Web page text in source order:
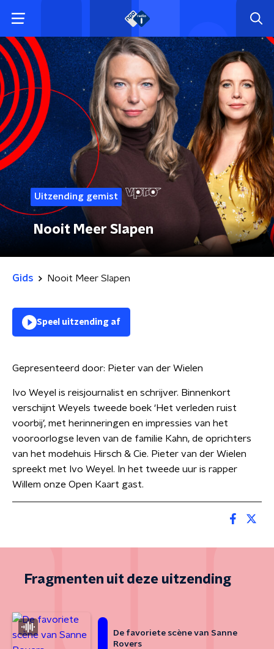
Uitzending gemist
Nooit Meer Slapen
Gids Nooit Meer Slapen
Speel uitzending af
Gepresenteerd door: Pieter van der Wielen
Ivo Weyel is reisjournalist en schrijver. Binnenkort
verschijnt Weyels tweede boek ‘Het verleden ruist
voorbij’, met herinneringen en impressies van het
vooroorlogse leven van de familie Kahn, de oprichters
van het modehuis Hirsch & Cie. Pieter van der Wielen
spreekt met Ivo Weyel. In het tweede uur is rapper
Willem onze Open Kaart gast.
Fragmenten uit deze uitzending
De favoriete scène van Sanne
Rovers